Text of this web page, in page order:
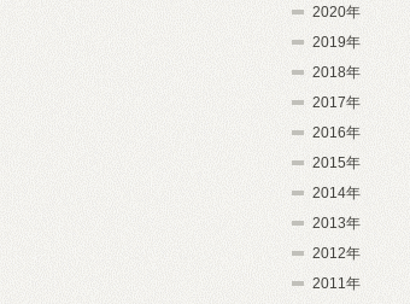
2020年
2019年
2018年
2017年
2016年
2015年
2014年
2013年
2012年
2011年